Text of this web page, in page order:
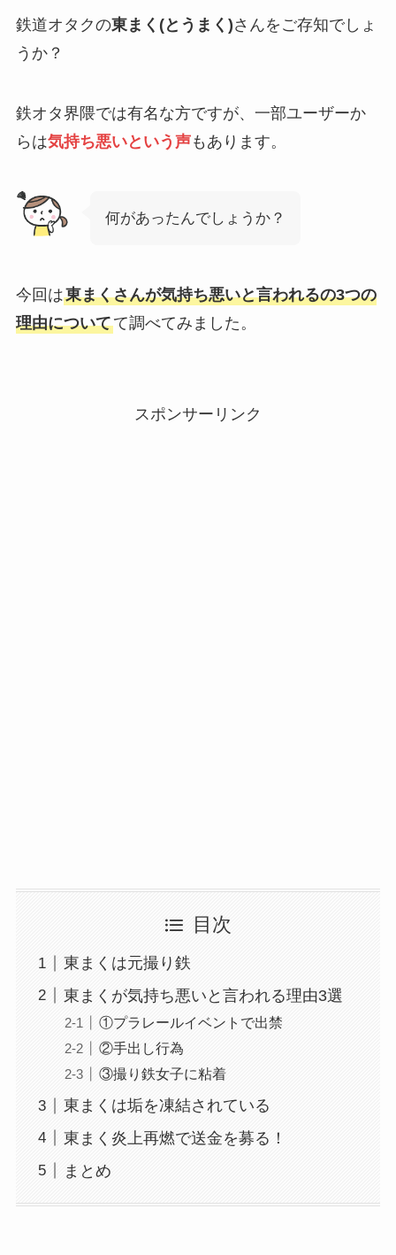
鉄道オタクの東まく(とうまく)さんをご存知でしょ
うか？
鉄オタ界隈では有名な方ですが、一部ユーザーか
らは気持ち悪いという声もあります。
何があったんでしょうか？
今回は東まくさんが気持ち悪いと言われるの3つの
理由についてて調べてみました。
スポンサーリンク
目次
東まくは元撮り鉄
東まくが気持ち悪いと言われる理由3選
①プラレールイベントで出禁
②手出し行為
③撮り鉄女子に粘着
東まくは垢を凍結されている
東まく炎上再燃で送金を募る！
まとめ